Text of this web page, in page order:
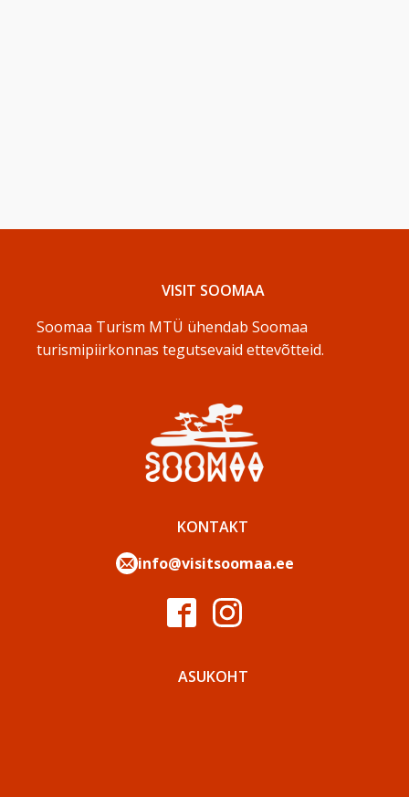
VISIT SOOMAA
Soomaa Turism MTÜ ühendab Soomaa
turismipiirkonnas tegutsevaid ettevõtteid.
KONTAKT
info@visitsoomaa.ee
ASUKOHT